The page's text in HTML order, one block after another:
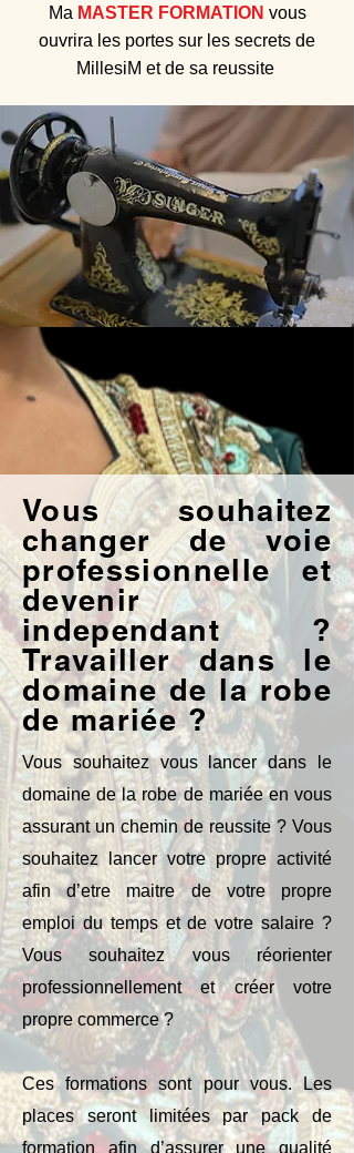
Ma MASTER FORMATION vous
ouvrira les portes sur les secrets de
MillesiM et de sa reussite
Vous souhaitez
changer de voie
professionnelle et
devenir
independant ?
Travailler dans le
domaine de la robe
de mariée ?
Vous souhaitez vous lancer dans le
domaine de la robe de mariée en vous
assurant un chemin de reussite ? Vous
souhaitez lancer votre propre activité
afin d’etre maitre de votre propre
emploi du temps et de votre salaire ?
Vous souhaitez vous réorienter
professionnellement et créer votre
propre commerce ?
Ces formations sont pour vous. Les
places seront limitées par pack de
formation afin d’assurer une qualité